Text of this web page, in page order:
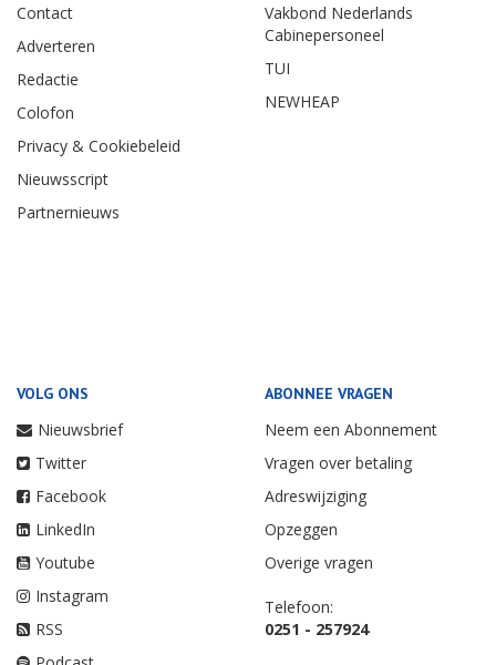
Contact
Adverteren
Redactie
Colofon
Privacy & Cookiebeleid
Nieuwsscript
Partnernieuws
Vakbond Nederlands
Cabinepersoneel
TUI
NEWHEAP
VOLG ONS
Nieuwsbrief
Twitter
Facebook
LinkedIn
Youtube
Instagram
RSS
ABONNEE VRAGEN
Neem een Abonnement
Vragen over betaling
Adreswijziging
Opzeggen
Overige vragen
Telefoon:
0251 - 257924